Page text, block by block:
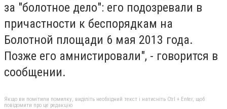
за "болотное дело": его подозревали в
причастности к беспорядкам на
Болотной площади 6 мая 2013 года.
Позже его амнистировали", - говорится в
сообщении.
Якщо ви помітили помилку, виділіть необхідний текст і натисніть Ctrl + Enter, щоб
повідомити про це редакцію